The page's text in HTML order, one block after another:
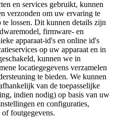
en services gebruikt, kunnen
verzonden om uw ervaring te
te lossen. Dit kunnen details zijn
firmware- en
apparaat-id's en online id's
op uw apparaat en in
kunnen we in
locatiegegevens verzamelen
te bieden. We kunnen
van de toepasselijke
indien nodig) op basis van uw
en configuraties,
of foutgegevens.